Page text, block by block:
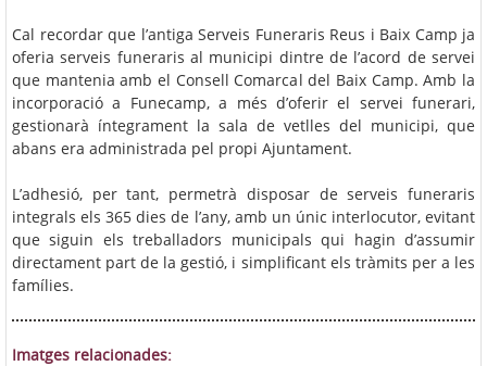
Cal recordar que l’antiga Serveis Funeraris Reus i Baix Camp ja
oferia serveis funeraris al municipi dintre de l’acord de servei
que mantenia amb el Consell Comarcal del Baix Camp. Amb la
incorporació a Funecamp, a més d’oferir el servei funerari,
gestionarà íntegrament la sala de vetlles del municipi, que
abans era administrada pel propi Ajuntament.
L’adhesió, per tant, permetrà disposar de serveis funeraris
integrals els 365 dies de l’any, amb un únic interlocutor, evitant
que siguin els treballadors municipals qui hagin d’assumir
directament part de la gestió, i simplificant els tràmits per a les
famílies.
Imatges relacionades: